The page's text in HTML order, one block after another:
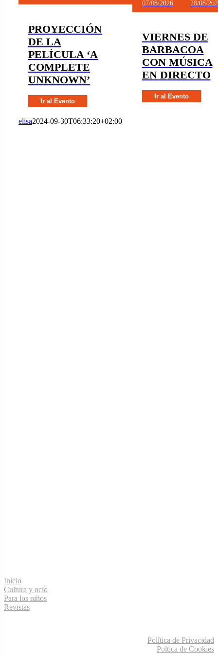
PROYECCIÓN
DE LA
PELÍCULA ‘A
COMPLETE
UNKNOWN’
Ir al Evento
07/08/2026
28/08/
VIERNES DE
BARBACOA
CON MÚSICA
EN DIRECTO
Ir al Evento
elisa2024-09-30T06:33:20+02:00
Inicio
Cultura y ocio
Para los niños
Revistas
Política de Privacidad
Poltica de Cookies